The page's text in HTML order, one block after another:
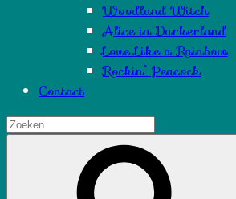
Woodland Witch
Alice in Darkerland
Love Like a Rainbow
Rockin’ Peacock
Contact
Zoeken